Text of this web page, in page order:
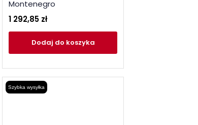
Montenegro
1 292,85 zł
Dodaj do koszyka
Szybka wysyłka